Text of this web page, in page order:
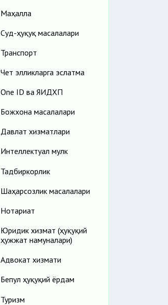
Маҳалла
Суд-ҳуқуқ масалалари
Транспорт
Чет элликларга эслатма
One ID ва ЯИДХП
Божхона масалалари
Давлат хизматлари
Интеллектуал мулк
Тадбиркорлик
Шаҳарсозлик масалалари
Нотариат
Юридик хизмат (ҳуқуқий
ҳужжат намуналари)
Адвокат хизмати
Бепул ҳуқуқий ёрдам
Туризм